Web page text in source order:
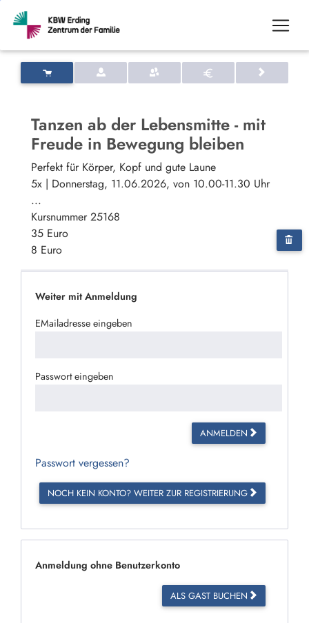
Tanzen ab der Lebensmitte - mit
Freude in Bewegung bleiben
Perfekt für Körper, Kopf und gute Laune
5x | Donnerstag, 11.06.2026, von 10.00-11.30 Uhr
...
Kursnummer 25168
35 Euro
8 Euro
Weiter mit Anmeldung
EMailadresse eingeben
Passwort eingeben
ANMELDEN
Passwort vergessen?
NOCH KEIN KONTO? WEITER ZUR REGISTRIERUNG
Anmeldung ohne Benutzerkonto
ALS GAST BUCHEN